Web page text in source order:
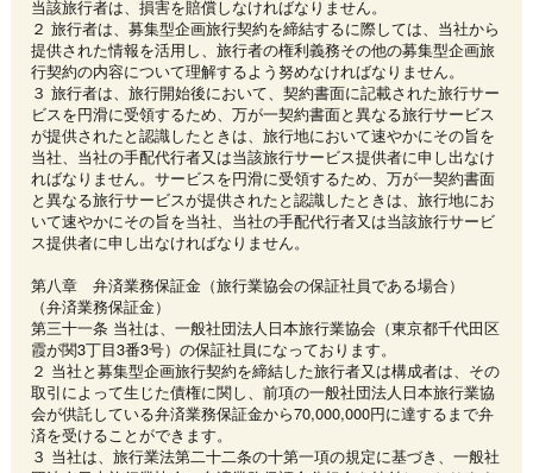
当該旅行者は、損害を賠償しなければなりません。
２ 旅行者は、募集型企画旅行契約を締結するに際しては、当社から
提供された情報を活用し、旅行者の権利義務その他の募集型企画旅
行契約の内容について理解するよう努めなければなりません。
３ 旅行者は、旅行開始後において、契約書面に記載された旅行サー
ビスを円滑に受領するため、万が一契約書面と異なる旅行サービス
が提供されたと認識したときは、旅行地において速やかにその旨を
当社、当社の手配代行者又は当該旅行サービス提供者に申し出なけ
ればなりません。サービスを円滑に受領するため、万が一契約書面
と異なる旅行サービスが提供されたと認識したときは、旅行地にお
いて速やかにその旨を当社、当社の手配代行者又は当該旅行サービ
ス提供者に申し出なければなりません。
第八章 弁済業務保証金（旅行業協会の保証社員である場合）
（弁済業務保証金）
第三十一条 当社は、一般社団法人日本旅行業協会（東京都千代田区
霞が関3丁目3番3号）の保証社員になっております。
２ 当社と募集型企画旅行契約を締結した旅行者又は構成者は、その
取引によって生じた債権に関し、前項の一般社団法人日本旅行業協
会が供託している弁済業務保証金から70,000,000円に達するまで弁
済を受けることができます。
３ 当社は、旅行業法第二十二条の十第一項の規定に基づき、一般社